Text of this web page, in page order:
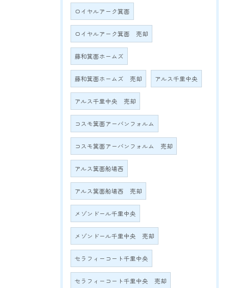
ロイヤルアーク箕面
ロイヤルアーク箕面 売却
藤和箕面ホームズ
藤和箕面ホームズ 売却 アルス千里中央
アルス千里中央 売却
コスモ箕面アーバンフォルム
コスモ箕面アーバンフォルム 売却
アルス箕面船場西
アルス箕面船場西 売却
メゾンドール千里中央
メゾンドール千里中央 売却
セラフィーコート千里中央
セラフィーコート千里中央 売却